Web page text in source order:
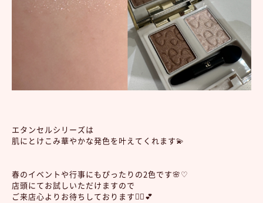
エタンセルシリーズは
肌にとけこみ華やかな発色を叶えてくれます💫
春のイベントや行事にもぴったりの2色です🌸♡
店頭にてお試しいただけますので
ご来店心よりお待ちしております💁‍♀️💕